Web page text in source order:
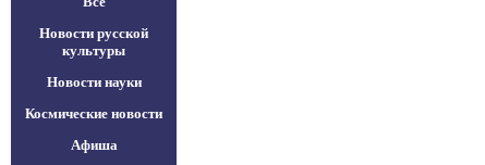
Новости русской
культуры
Новости науки
Космические новости
Афиша